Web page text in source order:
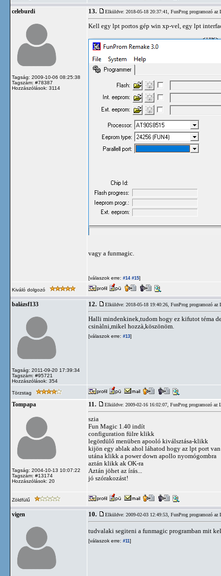
celeburdi
Tagság: 2009-10-06 08:25:38
Tagszám: #78387
Hozzászólások: 3114
13. Elküldve: 2018-05-18 20:37:41, FunProg programozó az
Kell egy lpt portos gép win xp-vel, egy lpt
vagy a funmagic.
[válaszok erre: #14 #15]
Kiváló dolgozó
balázsf133
Tagság: 2011-09-20 17:39:34
Tagszám: #95721
Hozzászólások: 354
12. Elküldve: 2018-05-18 19:40:26, FunProg programozó az
Halli mindenkinek,tudom hogy ez kifutot téma
csinàlni,mikel hozzà,köszönöm.
[válaszok erre: #13]
Törzstag
Tompapa
Tagság: 2004-10-13 10:07:22
Tagszám: #13174
Hozzászólások: 20
11. Elküldve: 2009-02-16 16:02:07, FunProg programozó az
szia
Fun Magic 1.40 indít
configuration fülre klikk
legördülő menüben apooló kiválsztása-klikk
kijön egy ablak ahol láhatod hogy az lpt port
utána klikk a power down apollo nyomógombra
aztán klikk ak OK-ra
Aztán jöhet az írás...
jó szórakozást!
Zöldfülű
vigen 10. Elküldve: 2009-02-03 12:49:53, FunProg programozó az
tudvalaki segiteni a funmagic programban mit
[válaszok erre: #11]